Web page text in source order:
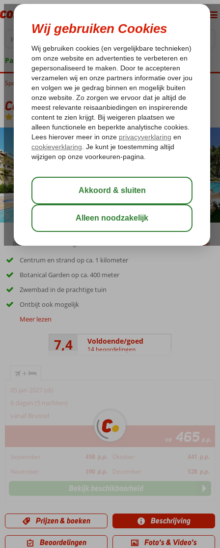
Pakketgarantie
Home
Spanje Canarische Eilanden Tenerife Puerto de la Cruz Coral Teide Mar
Coral Teide Mar
Logies-Aparthotel
04:20 bewaar
Centrum en strand op ca. 1 kilometer
Botanical Garden op ca. 400 meter
Zwembad in de prachtige tuin
Ontbijt ook mogelijk
Meer lezen
7,4 Voldoende/goed
14 beoordelingen
+
05 jan 2027 (di)
6 dagen (5 nachten)
vanaf Brussel
va 465 p.p.
September 458 p.p. Oktober 441 p.p.
November
390 p.p. December 528 p.p.
Bekijk beschikbaarheid
Prijzen & boeken Beschrijving
Beoordelingen Foto's & Video's